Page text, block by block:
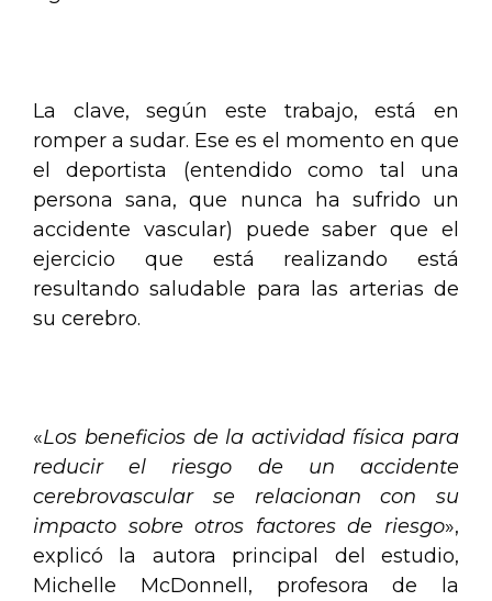
La clave, según este trabajo, está en
romper a sudar. Ese es el momento en que
el deportista (entendido como tal una
persona sana, que nunca ha sufrido un
accidente vascular) puede saber que el
ejercicio que está realizando está
resultando saludable para las arterias de
su cerebro.
«Los beneficios de la actividad física para
reducir el riesgo de un accidente
cerebrovascular se relacionan con su
impacto sobre otros factores de riesgo»,
explicó la autora principal del estudio,
Michelle McDonnell, profesora de la